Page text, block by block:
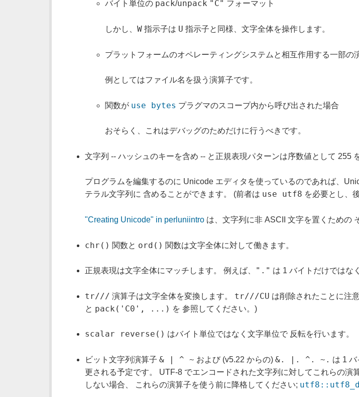
バイト単位の pack/unpack "C" フォーマット
しかし、 W指示子は U 指示子と同様、文字全体を操作します。
プラットフォームのオペレーティングシステムと相互作用する一部の
例としてはファイル名を扱う演算子です。
関数が use bytes プラグマのスコープ内から呼び出された場合
おそらく、これはデバッグのためだけに行うべきです。
文字列 -- ハッシュのキーを含め -- と正規表現パターンは序数値として 255
プログラムを編集するのに Unicode エディタを使っているのであれば、
テラル文字列に 含めることができます。 (前者は use utf8 を必要とし、
"Creating Unicode" in perluniintroは、文字列に非 ASCII 文字を置くための
chr() 関数と ord() 関数は文字全体に対して働きます。
正規表現は文字全体にマッチします。 例えば、 "." は 1 バイトだけではな
tr/// 演算子は文字全体を変換します。 tr///CU は削除されたことに注
と pack('C0', ...) を 参照してください。)
scalar reverse() はバイト単位ではなく文字単位で 反転を行います。
ビット文字列演算子 & | ^ ~ および (v5.22 からの) &. |. ^. ~. は 1
更される予定です。 UTF-8 でエンコードされた文字列に対してこれらの
しない場合、 これらの演算子を使う前に降格してください;